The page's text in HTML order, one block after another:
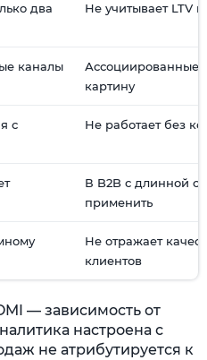
два
Не учитывает LTV
каналы
Ассоциированные
картину
с
Не работает без
В B2B с длинной
применить
Не отражает
клиентов
— зависимость от
настроена с
не атрибутируется к